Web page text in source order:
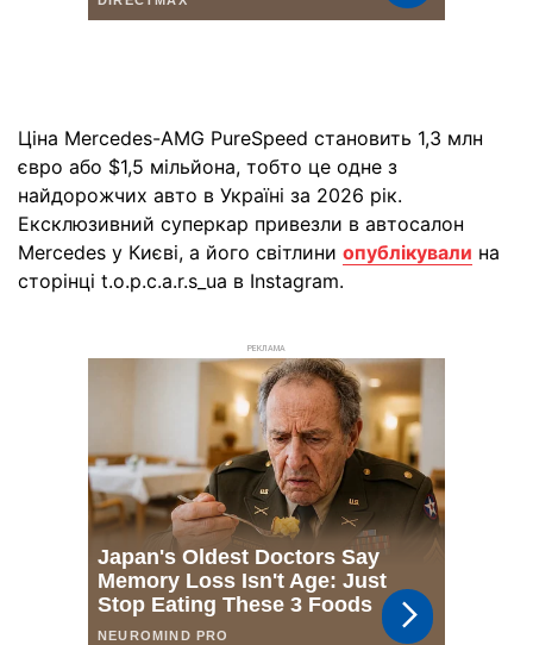
Ціна Mercedes-AMG PureSpeed становить 1,3 млн
євро або $1,5 мільйона, тобто це одне з
найдорожчих авто в Україні за 2026 рік.
Ексклюзивний суперкар привезли в автосалон
Mercedes у Києві, а його світлини опублікували на
сторінці t.o.p.c.a.r.s_ua в Instagram.
РЕКЛАМА